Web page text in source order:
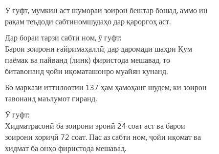
Ӯ гуфт, мумкин аст шумораи зоирон бештар бошад, аммо ин
рақам теъдоди сабтиномшудаҳо дар қароргоҳ аст.
Дар бораи тарзи сабти ном, ӯ гуфт:
Барои зоирони ғайримаҳаллӣ, дар даромади шаҳри Қум
паёмак ва пайванд (линк) фиристода мешавад, то
битавонанд ҷойи иқоматашонро муайян кунанд.
Бо маркази иттилоотии 137 ҳам ҳамоҳанг шудем, ки зоирон
тавонанд маълумот гиранд.
Ӯ гуфт:
Хидматрасонӣ ба зоирони эронӣ 24 соат аст ва барои
зоирони хориҷӣ 72 соат. Пас аз сабти ном, ҷойи иқомат ва
хидмат ба онҳо фиристода мешавад.